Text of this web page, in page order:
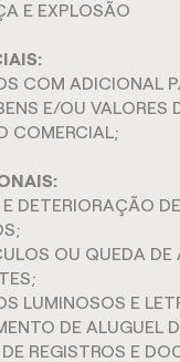
E EXPLOSÃO
COM ADICIONAL
E/OU VALORES
COMERCIAL;
DETERIORAÇÃO
OU QUEDA DE
LUMINOSOS E
DE ALUGUEL
REGISTROS E